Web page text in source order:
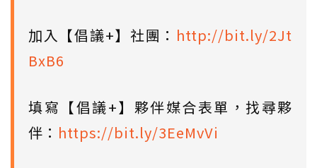
加入【倡議+】社團： http://bit.ly/2Jt
BxB6
填寫【倡議+】夥伴媒合表單，找尋夥
伴： https://bit.ly/3EeMvVi